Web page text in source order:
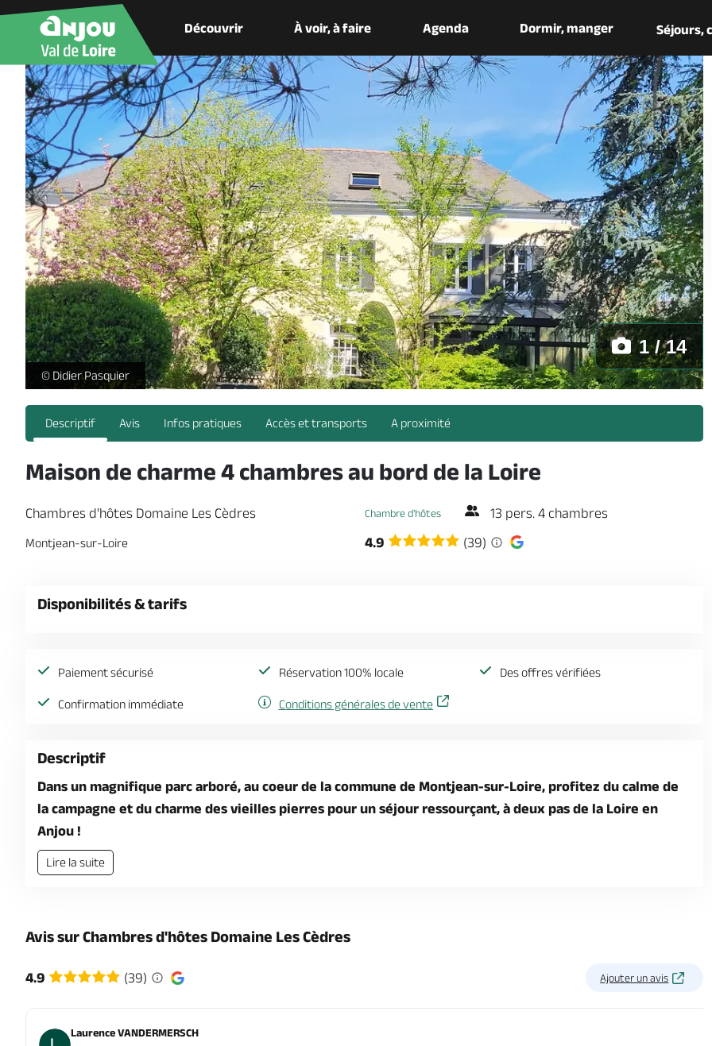
Découvrir À voir, à faire Agenda Dormir, manger Séjours,
chambres-hotes-les-cedres-montjean-sur-loire-mauges-sur-loire-osezmauges-anjou -
© Didier Pasquier
1 / 14
Descriptif Avis Infos pratiques Accès et transports A proximité
Maison de charme 4 chambres au bord de la Loire
Chambres d'hôtes Domaine Les Cèdres Chambre d'hôtes 13 pers. 4 chambres
Montjean-sur-Loire 4.9 (39)
Disponibilités & tarifs
Paiement sécurisé Réservation 100% locale Des offres vérifiées
Confirmation immédiate Conditions générales de vente
Descriptif
Dans un magnifique parc arboré, au coeur de la commune de Montjean-sur-Loire, profitez du calme de
la campagne et du charme des vieilles pierres pour un séjour ressourçant, à deux pas de la Loire en
Anjou !
Lire la suite
Avis sur Chambres d'hôtes Domaine Les Cèdres
4.9 (39) Ajouter un avis
Laurence VANDERMERSCH